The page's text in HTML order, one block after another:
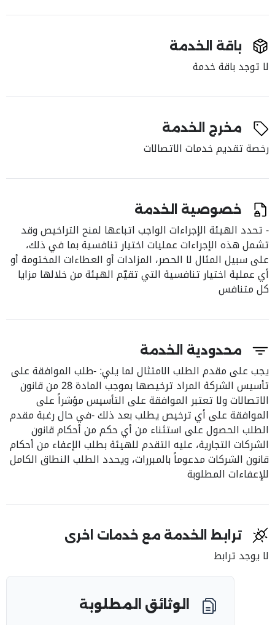
باقة الخدمة
لا توجد باقة خدمة
مخرج الخدمة
رخصة تقديم خدمات الاتصالات
خصوصية الخدمة
- تحدد الهيئة الإجراءات الواجب اتباعها لمنح التراخيص وقد
تشمل هذه الإجراءات عمليات اختيار تنافسية بما في ذلك،
على سبيل المثال لا الحصر، المزادات أو العطاءات المختومة أو
أي عملية اختيار تنافسية التي تقيّم الهيئة من خلالها مزايا
كل متنافس
محدودية الخدمة
يجب على مقدم الطلب الامتثال لما يلي: -طلب الموافقة على
تأسيس الشركة المراد ترخيصها بموجب المادة 28 من قانون
الاتصالات ولا تعتبر الموافقة على التأسيس مؤشراً على
الموافقة على أي ترخيص يطلب بعد ذلك -في حال رغبة مقدم
الطلب الحصول على استثناء من أي حكم من أحكام قانون
الشركات التجارية، عليه التقدم للهيئة بطلب الإعفاء من أحكام
قانون الشركات مدعوماً بالمبررات، ويحدد الطلب النطاق الكامل
للإعفاءات المطلوبة
ترابط الخدمة مع خدمات اخرى
لا يوجد ترابط
الوثائق المطلوبة